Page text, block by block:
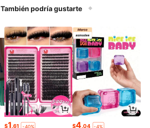
También podría gustarte
$1.61 -40% $4.04 -4%